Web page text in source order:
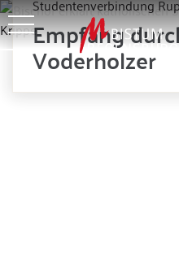
Studentenverbindung
Empfang
Voderholzer